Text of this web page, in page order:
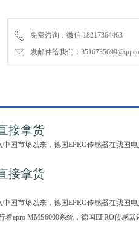
免费咨询：微信 18217364463
发邮件给我们：
接拿货
国市场以来，德国EPRO传感器在我国
接拿货
国市场以来，德国EPRO传感器在我国
epro MMS6000系统，德国EPRO传感